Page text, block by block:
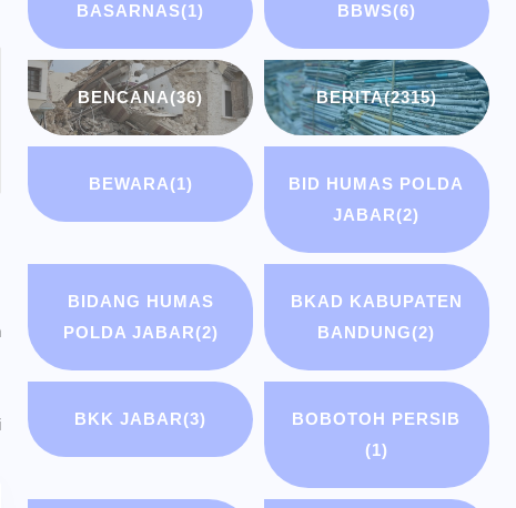
BASARNAS(1) BBWS(6)
BENCANA(36) BERITA(2315)
BEWARA(1)
BID HUMAS POLDA
JABAR(2)
BIDANG HUMAS
POLDA JABAR(2)
BKAD KABUPATEN
BANDUNG(2)
BKK JABAR(3)
BOBOTOH PERSIB
(1)